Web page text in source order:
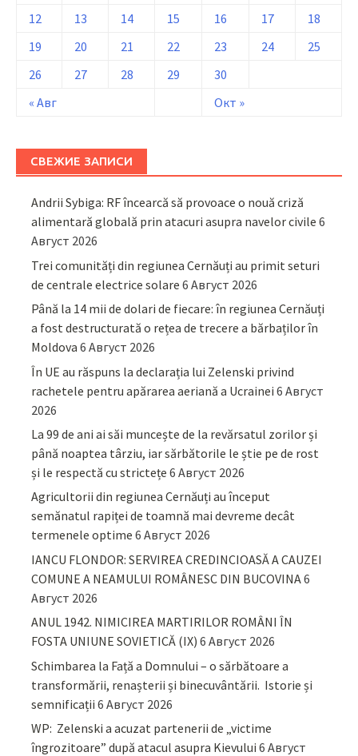
« Авг Окт »
12
13 14 15 16 17
18
19
20 21 22 23 24
25
26
27 28 29 30
СВЕЖИЕ ЗАПИСИ
Andrii Sybiga: RF încearcă să provoace o nouă criză
alimentară globală prin atacuri asupra navelor civile 6
Август 2026
Trei comunități din regiunea Cernăuți au primit seturi
de centrale electrice solare 6 Август 2026
Până la 14 mii de dolari de fiecare: în regiunea Cernăuți
a fost destructurată o rețea de trecere a bărbaților în
Moldova 6 Август 2026
În UE au răspuns la declarația lui Zelenski privind
rachetele pentru apărarea aeriană a Ucrainei 6 Август
2026
La 99 de ani ai săi muncește de la revărsatul zorilor și
până noaptea târziu, iar sărbătorile le știe pe de rost
și le respectă cu strictețe 6 Август 2026
Agricultorii din regiunea Cernăuți au început
semănatul rapiței de toamnă mai devreme decât
termenele optime 6 Август 2026
IANCU FLONDOR: SERVIREA CREDINCIOASĂ A CAUZEI
COMUNE A NEAMULUI ROMÂNESC DIN BUCOVINA6
Август 2026
ANUL 1942. NIMICIREA MARTIRILOR ROMÂNI ÎN
FOSTA UNIUNE SOVIETICĂ (IX) 6 Август 2026
Schimbarea la Față a Domnului – o sărbătoare a
transformării, renașterii și binecuvântării. Istorie și
semnificații 6 Август 2026
WP: Zelenski a acuzat partenerii de „victime
îngrozitoare” după atacul asupra Kievului 6 Август